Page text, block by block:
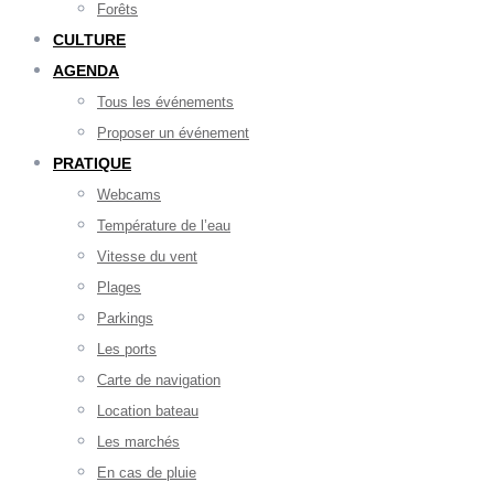
Forêts
CULTURE
AGENDA
Tous les événements
Proposer un événement
PRATIQUE
Webcams
Température de l’eau
Vitesse du vent
Plages
Parkings
Les ports
Carte de navigation
Location bateau
Les marchés
En cas de pluie